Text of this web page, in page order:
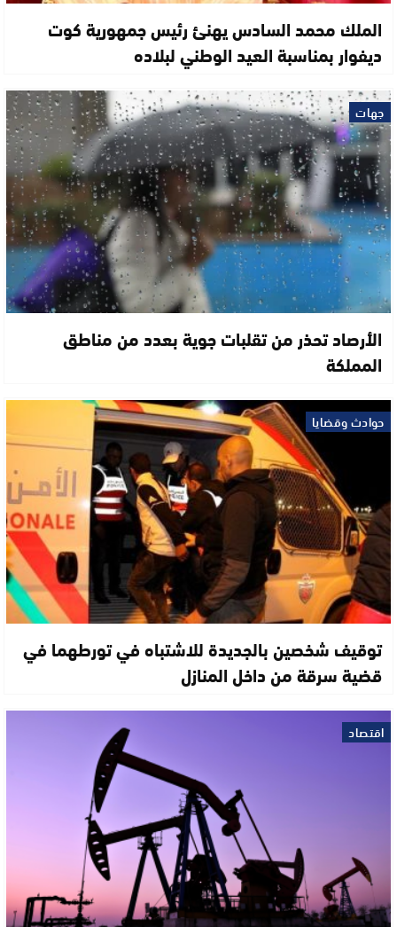
الملك محمد السادس يهنئ رئيس جمهورية كوت
ديفوار بمناسبة العيد الوطني لبلاده
جهات
الأرصاد تحذر من تقلبات جوية بعدد من مناطق
المملكة
حوادث وقضايا
توقيف شخصين بالجديدة للاشتباه في تورطهما في
قضية سرقة من داخل المنازل
اقتصاد